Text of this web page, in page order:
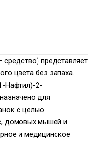
представляет
цвета без запаха.
Нафтил)-2-
для
с целью
домовых мышей и
и медицинское